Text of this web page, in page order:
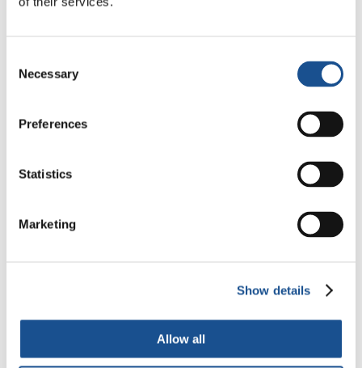
Selection
Necessary
Preferences
Statistics
Marketing
Show details
Allow all
Microexperiências que, se forem multiplicadas,
ParaGiacomo, italiano, ser voluntário é uma